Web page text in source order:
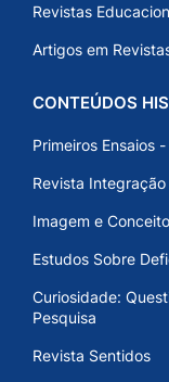
Revistas
Artigos em
CONTEÚDOS
Primeiros Ensaios
Revista
Imagem e
Estudos Sobre
Curiosidade:
Pesquisa
Revista Sentidos